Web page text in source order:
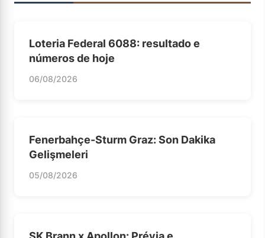
Loteria Federal 6088: resultado e
números de hoje
06/08/2026
Fenerbahçe-Sturm Graz: Son Dakika
Gelişmeleri
05/08/2026